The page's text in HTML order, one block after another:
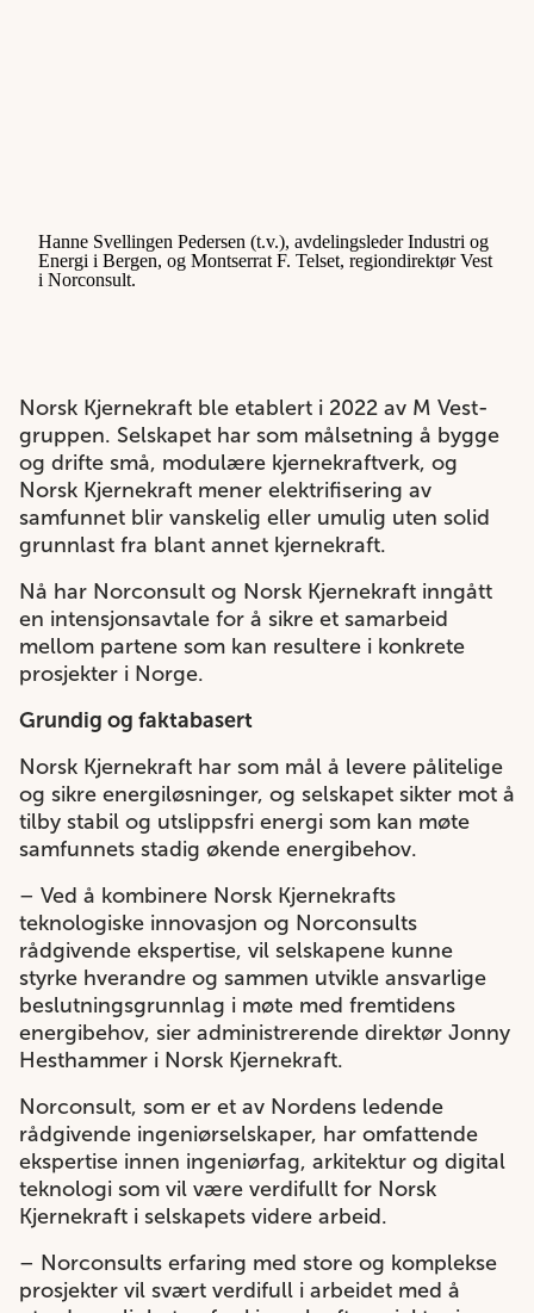
Hanne Svellingen Pedersen (t.v.), avdelingsleder Industri og
Energi i Bergen, og Montserrat F. Telset, regiondirektør Vest
i Norconsult.
Norsk Kjernekraft ble etablert i 2022 av M Vest-
gruppen. Selskapet har som målsetning å bygge
og drifte små, modulære kjernekraftverk, og
Norsk Kjernekraft mener elektrifisering av
samfunnet blir vanskelig eller umulig uten solid
grunnlast fra blant annet kjernekraft.
Nå har Norconsult og Norsk Kjernekraft inngått
en intensjonsavtale for å sikre et samarbeid
mellom partene som kan resultere i konkrete
prosjekter i Norge.
Grundig og faktabasert
Norsk Kjernekraft har som mål å levere pålitelige
og sikre energiløsninger, og selskapet sikter mot å
tilby stabil og utslippsfri energi som kan møte
samfunnets stadig økende energibehov.
– Ved å kombinere Norsk Kjernekrafts
teknologiske innovasjon og Norconsults
rådgivende ekspertise, vil selskapene kunne
styrke hverandre og sammen utvikle ansvarlige
beslutningsgrunnlag i møte med fremtidens
energibehov, sier administrerende direktør Jonny
Hesthammer i Norsk Kjernekraft.
Norconsult, som er et av Nordens ledende
rådgivende ingeniørselskaper, har omfattende
ekspertise innen ingeniørfag, arkitektur og digital
teknologi som vil være verdifullt for Norsk
Kjernekraft i selskapets videre arbeid.
– Norconsults erfaring med store og komplekse
prosjekter vil svært verdifull i arbeidet med å